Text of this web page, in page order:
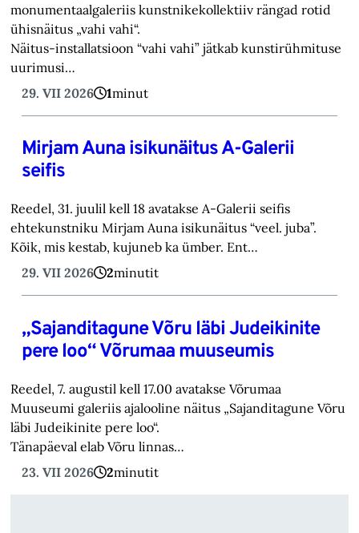
monumentaalgaleriis kunstnikekollektiiv rängad rotid
ühisnäitus „vahi vahi“.
Näitus-installatsioon “vahi vahi” jätkab kunstirühmituse
uurimusi…
29. VII 2026
1minut
Mirjam Auna isikunäitus A-Galerii
seifis
Reedel, 31. juulil kell 18 avatakse A-Galerii seifis
ehtekunstniku Mirjam Auna isikunäitus “veel. juba”.
Kõik, mis kestab, kujuneb ka ümber. Ent…
29. VII 2026
2minutit
„Sajanditagune Võru läbi Judeikinite
pere loo“ Võrumaa muuseumis
Reedel, 7. augustil kell 17.00 avatakse Võrumaa
Muuseumi galeriis ajalooline näitus „Sajanditagune Võru
läbi Judeikinite pere loo“.
Tänapäeval elab Võru linnas…
23. VII 2026
2minutit